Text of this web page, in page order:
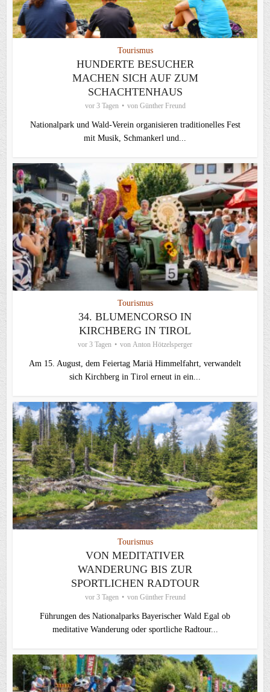
Tourismus
HUNDERTE BESUCHER
MACHEN SICH AUF ZUM
SCHACHTENHAUS
vor 3 Tagen von Günther Freund
Nationalpark und Wald-Verein organisieren traditionelles Fest
mit Musik, Schmankerl und...
Tourismus
34. BLUMENCORSO IN
KIRCHBERG IN TIROL
vor 3 Tagen von Anton Hötzelsperger
Am 15. August, dem Feiertag Mariä Himmelfahrt, verwandelt
sich Kirchberg in Tirol erneut in ein...
Tourismus
VON MEDITATIVER
WANDERUNG BIS ZUR
SPORTLICHEN RADTOUR
vor 3 Tagen von Günther Freund
Führungen des Nationalparks Bayerischer Wald Egal ob
meditative Wanderung oder sportliche Radtour...